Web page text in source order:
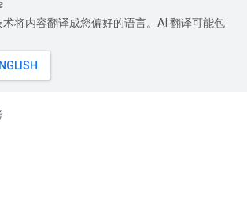
术将内容翻译成您偏好的语言。AI 翻译可能包